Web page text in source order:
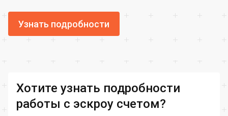
Узнать подробности
Хотите узнать подробности
работы с эскроу счетом?